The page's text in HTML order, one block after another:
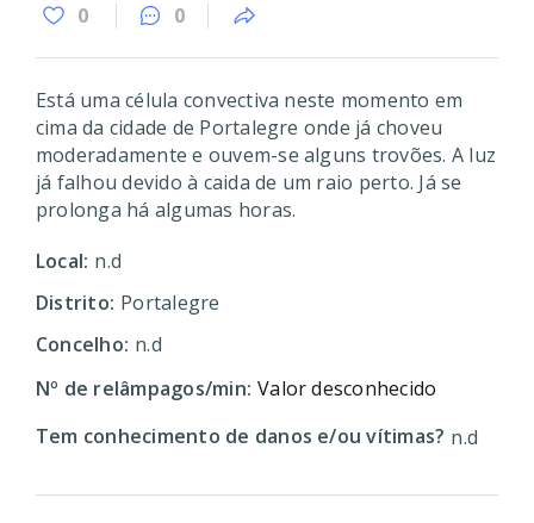
0 0
Está uma célula convectiva neste momento em
cima da cidade de Portalegre onde já choveu
moderadamente e ouvem-se alguns trovões. A luz
já falhou devido à caida de um raio perto. Já se
prolonga há algumas horas.
Local: n.d
Distrito: Portalegre
Concelho: n.d
Nº de relâmpagos/min: Valor desconhecido
Tem conhecimento de danos e/ou vítimas? n.d